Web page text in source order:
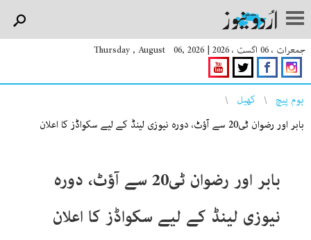
جمعرات ، 06 اگست ، 2026 |
Thursday , August 06, 2026
You are here
ہوم پیچ
کھیل
بابر اور رضوان ٹی20 سے آؤٹ، دورہ نیوزی لینڈ کے لیے سکواڈز کا اعلان
بابر اور رضوان ٹی20 سے آؤٹ، دورہ
نیوزی لینڈ کے لیے سکواڈز کا اعلان